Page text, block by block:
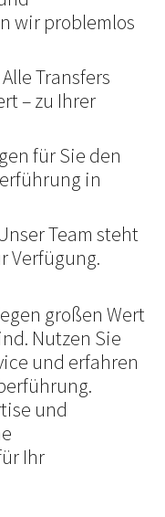
wir problemlos
Alle Transfers
– zu Ihrer
für Sie den
in
Team steht
Verfügung.
großen Wert
Nutzen Sie
und erfahren
und
Ihr